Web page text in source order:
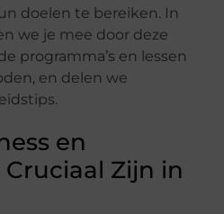
doelen te bereiken. In
we je mee door deze
programma’s en lessen
en delen we
en
Zijn in